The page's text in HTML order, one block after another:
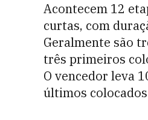
Acontecem 12
curtas, com
Geralmente são
três primeiros
O vencedor leva
últimos